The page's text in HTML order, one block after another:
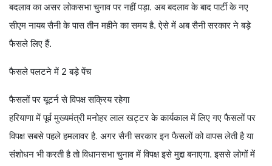
बदलाव का असर लोकसभा चुनाव पर नहीं पड़ा. अब बदलाव के बाद पार्टी के नए
सीएम नायब सैनी के पास तीन महीने का समय है. ऐसे में अब सैनी सरकार ने बड़े
फैसले लिए हैं.
फैसले पलटने में 2 बड़े पेंच
फैसलों पर यूटर्न से विपक्ष सक्रिय रहेगा
हरियाणा में पूर्व मुख्यमंत्री मनोहर लाल खट्टर के कार्यकाल में लिए गए फैसलों पर
विपक्ष सबसे पहले हमलावर है. अगर सैनी सरकार इन फैसलों को वापस लेती है या
संशोधन भी करती है तो विधानसभा चुनाव में विपक्ष इसे मुद्दा बनाएगा. इससे लोगों में